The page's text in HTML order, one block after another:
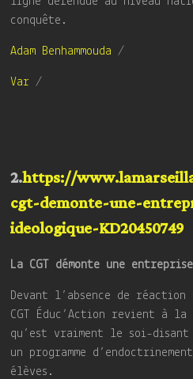
conquête.
Adam Benhammouda /
Var /
2.https://
cgt-demonte-une-
ideologique-KD20450749
La CGT démonte une
Devant l’absence de
CGT Éduc’Action revient à la
qu’est vraiment le soi-disant
un programme
élèves.